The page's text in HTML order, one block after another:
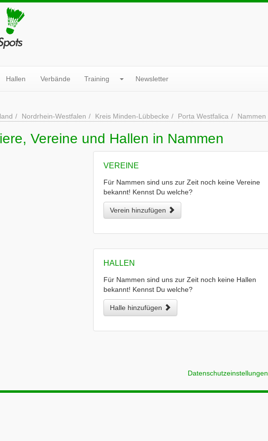
Hallen Verbände Training Newsletter
Nordrhein-Westfalen Kreis Minden-Lübbecke Porta Westfalica Nammen
Vereine und Hallen in Nammen
VEREINE
Für Nammen sind uns zur Zeit noch keine Vereine
bekannt! Kennst Du welche?
Verein hinzufügen
HALLEN
Für Nammen sind uns zur Zeit noch keine Hallen
bekannt! Kennst Du welche?
Halle hinzufügen
Datenschutzeinstellungen